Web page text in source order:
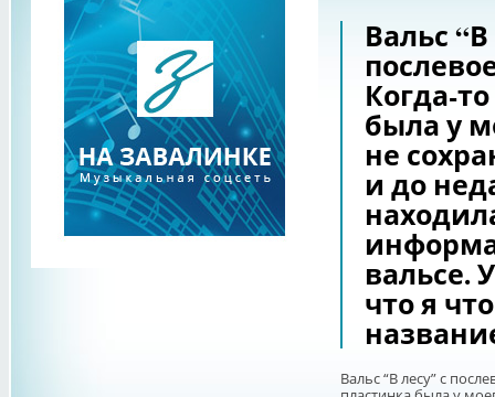
Вальс “В
Когда-
была у
не
и до
вальсе.
что я
Вальс “В лесу” с